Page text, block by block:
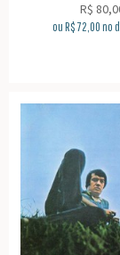
R$
ou R$72,00no